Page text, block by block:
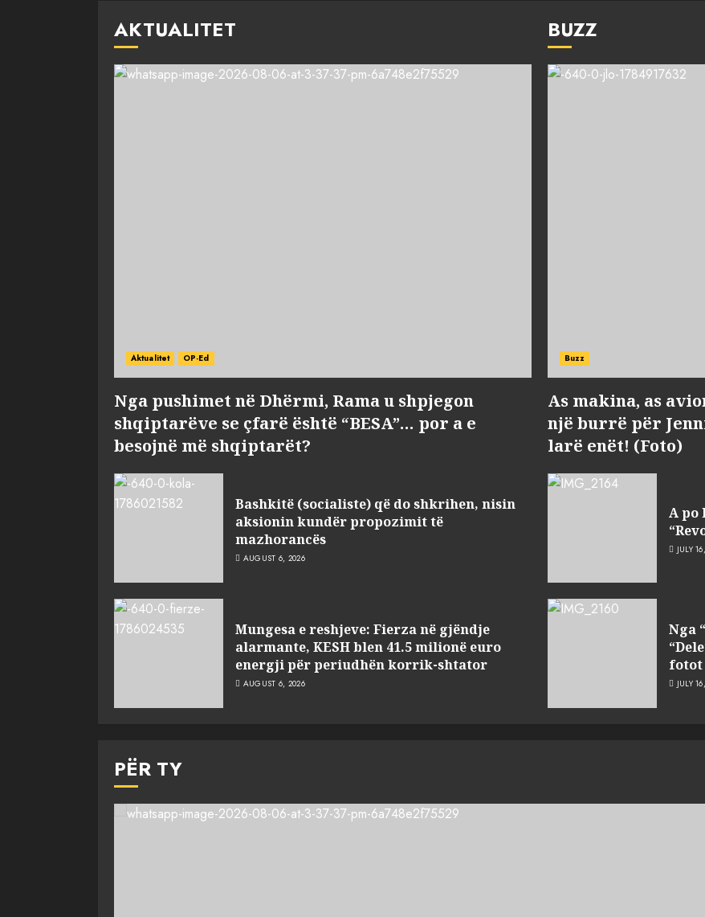
AKTUALITET
Aktualitet OP-Ed
Nga pushimet në Dhërmi, Rama u shpjegon
shqiptarëve se çfarë është “BESA”… por a e
besojnë më shqiptarët?
Bashkitë (socialiste) që do shkrihen, nisin
aksionin kundër propozimit të
mazhorancës
AUGUST 6, 2026
Mungesa e reshjeve: Fierza në gjëndje
alarmante, KESH blen 41.5 milionë euro
energji për periudhën korrik-shtator
AUGUST 6, 2026
BUZZ
Buzz
As makina, as
një burrë për
larë enët! (Foto)
A po
JULY
Nga
fotot
JULY
PËR TY
Bashkitë (socialiste) që do shkrihen, nisin aksionin kundër